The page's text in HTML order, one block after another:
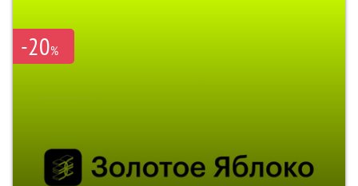
-20%